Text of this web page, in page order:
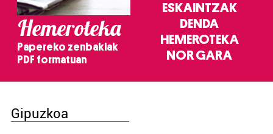
Hemeroteka
Papereko zenbakiak
PDF formatuan
ESKAINTZAK
DENDA
HEMEROTEKA
NOR GARA
Gipuzkoa